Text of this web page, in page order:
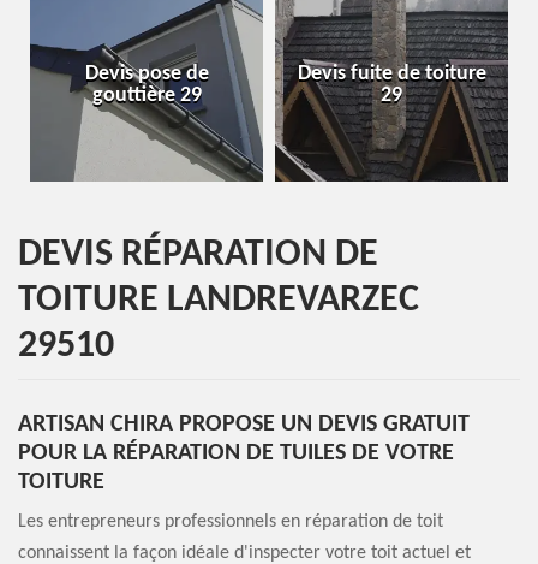
Devis pose de
gouttière 29
Devis fuite de toiture
29
DEVIS RÉPARATION DE
TOITURE LANDREVARZEC
29510
ARTISAN CHIRA PROPOSE UN DEVIS GRATUIT
POUR LA RÉPARATION DE TUILES DE VOTRE
TOITURE
Les entrepreneurs professionnels en réparation de toit
connaissent la façon idéale d'inspecter votre toit actuel et